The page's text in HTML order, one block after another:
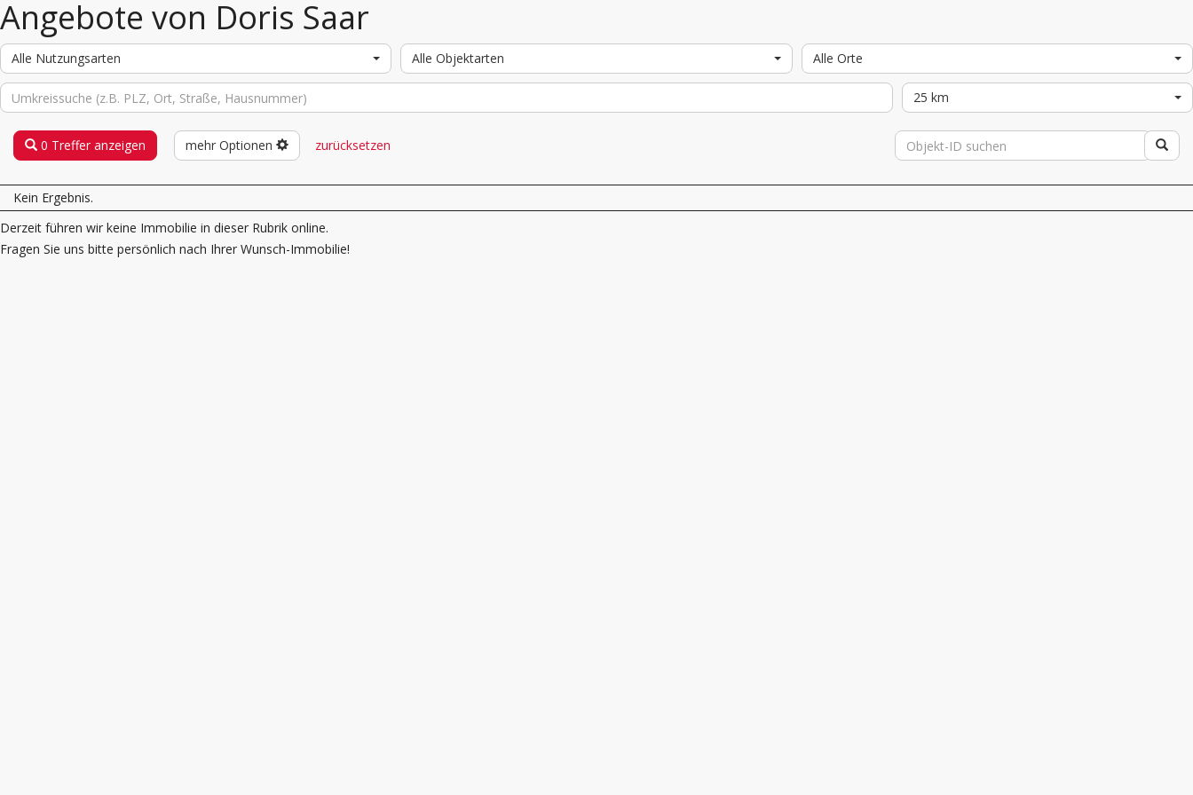
Angebote von Doris Saar
Alle Nutzungsarten Alle Objektarten Alle Orte
25 km
0 Treffer anzeigen mehr Optionen zurücksetzen
Kein Ergebnis.
Derzeit führen wir keine Immobilie in dieser Rubrik online.
Fragen Sie uns bitte persönlich nach Ihrer Wunsch-Immobilie!